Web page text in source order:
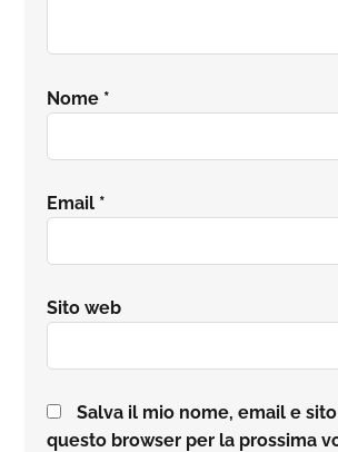
Nome *
Email *
Sito web
Salva il mio nome, email e
questo browser per la prossima